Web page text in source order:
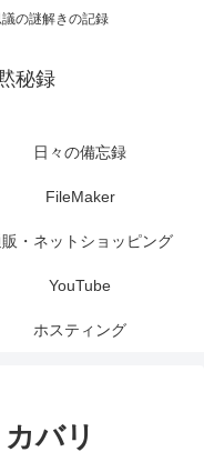
の謎解きの記録
秘録
日々の備忘録
FileMaker
・ネットショッピング
YouTube
ホスティング
バリ